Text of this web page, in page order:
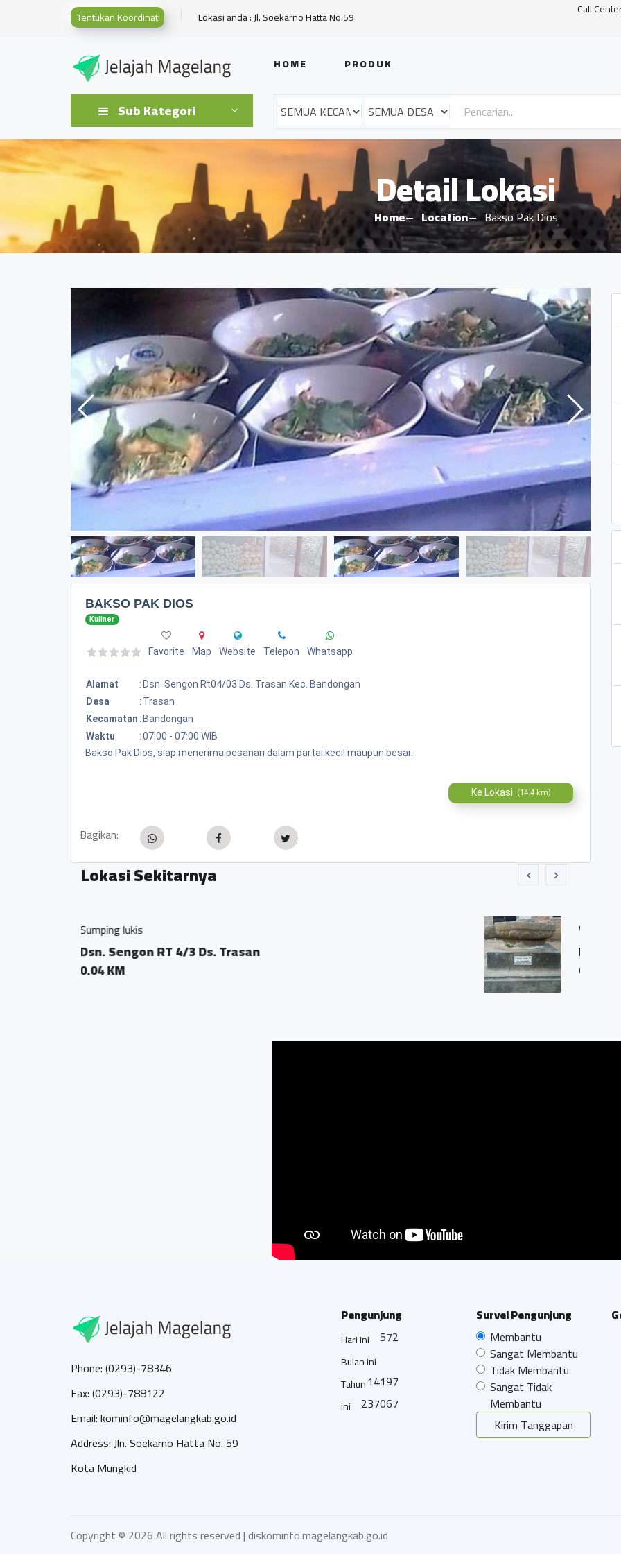
Tentukan Koordinat Lokasi anda : Jl. Soekarno Hatta No.59 Call
HOME PRODUK
Sub Kategori
Detail Lokasi
Home Location Bakso Pak Dios
BAKSO PAK DIOS
Kuliner
Favorite Map Website Telepon Whatsapp
Alamat : Dsn. Sengon Rt04/03 Ds. Trasan Kec. Bandongan
Desa
: Trasan
Kecamatan : Bandongan
Waktu
:07:00 - 07:00 WIB
Bakso Pak Dios, siap menerima pesanan dalam partai kecil maupun besar.
Ke Lokasi (14.4 km)
Bagikan:
Lokasi Sekitarnya
Dusun Sengon RT04/03 Desa Trasan Kecamatan Bandongan
Phone: (0293)-78346
Fax: (0293)-788122
Email: kominfo@magelangkab.go.id
Address: Jln. Soekarno Hatta No. 59
Kota Mungkid
Pengunjung
Hari ini 572
Bulan ini
14197
Tahun
ini
237067
Survei Pengunjung
Membantu
Sangat Membantu
Tidak Membantu
Sangat Tidak
Membantu
Kirim Tanggapan
Copyright © 2026 All rights reserved |diskominfo.magelangkab.go.id